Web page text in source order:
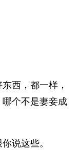
西，都一样，
个不是妻妾成
说这些。